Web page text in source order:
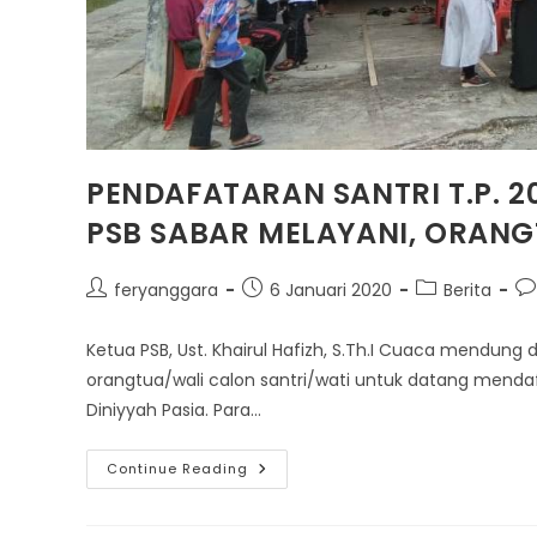
PENDAFATARAN SANTRI T.P.
PSB SABAR MELAYANI,
Postferyanggara
Post6 Januari 2020
PostBerita
Ketua PSB, Ust. Khairul Hafizh, S.Th.I Cuaca
orangtua/wali calon santri/wati untuk datang
Diniyyah Pasia. Para…
Continue Reading PENDAFATARAN
SANTRI